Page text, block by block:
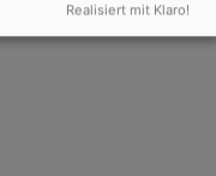
Realisiert mit Klaro!